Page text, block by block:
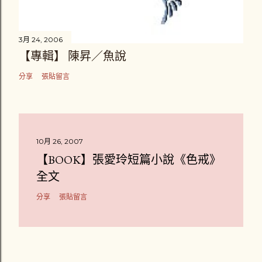
3月 24, 2006
【專輯】 陳昇／魚說
分享 張貼留言
10月 26, 2007
【BOOK】張愛玲短篇小說《色戒》
全文
分享 張貼留言